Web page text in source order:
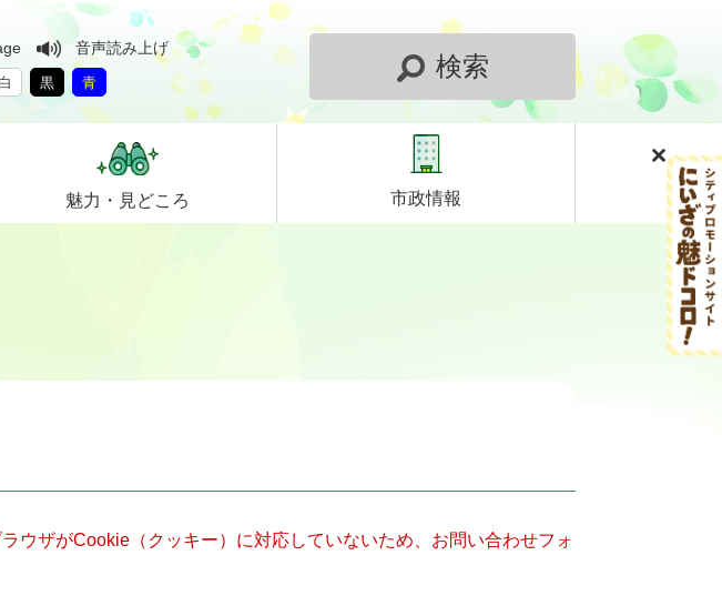
音声読み上げ
白 黒 青
検索
魅力・ 見どころ 市政情報
ウザがCookie（クッキー）に対応していないため、お問い合わせフォ